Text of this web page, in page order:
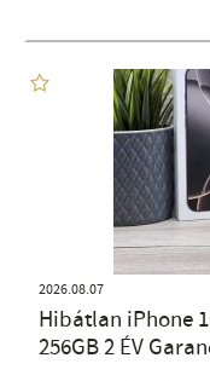
2026.08.07
Hibátlan iPhone
256GB 2 ÉV